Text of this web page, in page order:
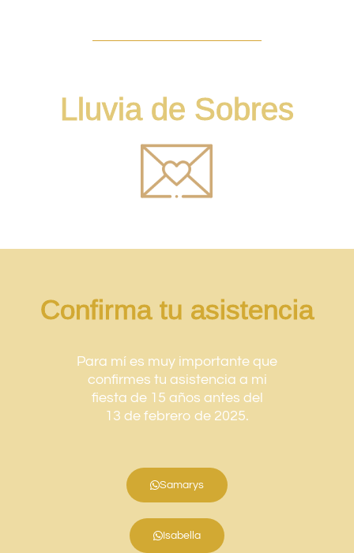
Lluvia de Sobres
Confirma tu asistencia
Para mí es muy importante que
confirmes tu asistencia a mi
fiesta de 15 años antes del
13 de febrero de 2025.
Samarys
Isabella